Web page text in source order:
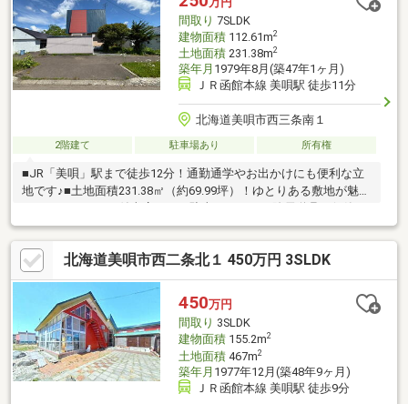
ームのご相談も承っておりますので、お気軽にご相談ください
♪（TEL:011-790-8100）
間取り 7SLDK
建物面積112.61m2
土地面積231.38m2
築年月 1979年8月(築47年1ヶ月)
ＪＲ函館本線 美唄駅 徒歩11分
北海道美唄市西三条南１
2階建て 駐車場あり 所有権
■JR「美唄」駅まで徒歩12分！通勤通学やお出かけにも便利な立
地です♪■土地面積231.38㎡（約69.99坪）！ゆとりある敷地が魅力
も重宝します♪■庭スペースもあり、ガーデニングや家庭菜園を楽
しみたい方にもおすすめです♪■和室・洋室を複数備え、家族構成
に合わせて使い分けしやすい間取りです♪■収納や納戸もあり、季
節物や日用品の保管にも便利です♪■水回りもまとまっており、リ
フォーム素材としてもご検討いただけます♪※増築未登記部分があ
る可能性がございますお気軽にお問い合わせください♪（TEL:011-
790-8100）
北海道美唄市西二条北１ 450万円 3SLDK
450万円
間取り 3SLDK
建物面積155.2m2
土地面積467m2
築年月 1977年12月(築48年9ヶ月)
ＪＲ函館本線 美唄駅 徒歩9分